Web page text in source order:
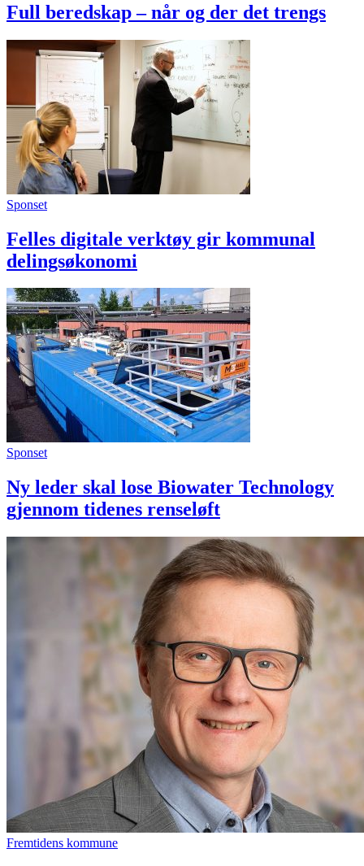
Full beredskap – når og der det trengs
Sponset
Felles digitale verktøy gir kommunal
delingsøkonomi
Sponset
Ny leder skal lose Biowater Technology
gjennom tidenes renseløft
Fremtidens kommune